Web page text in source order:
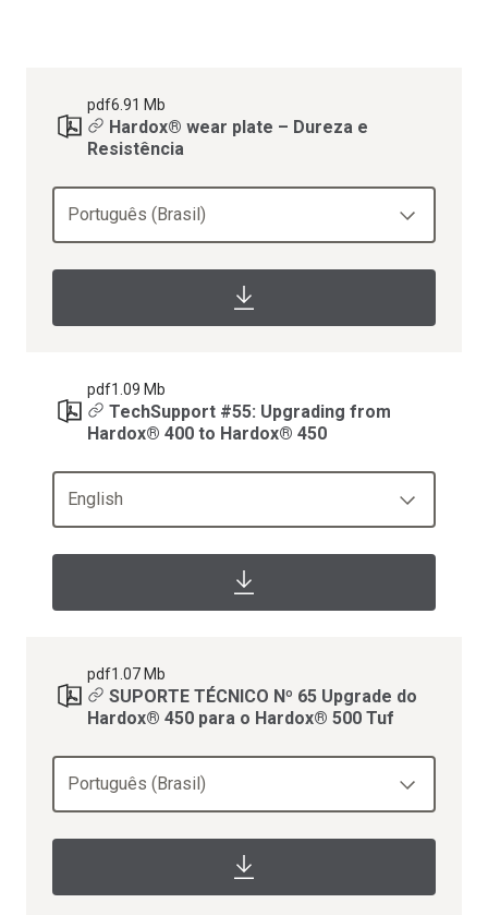
pdf6.91 Mb
Hardox® wear plate – Dureza e
Resistência
Português (Brasil)
pdf1.09 Mb
TechSupport #55: Upgrading from
Hardox® 400 to Hardox® 450
English
pdf1.07 Mb
SUPORTE TÉCNICO Nº 65 Upgrade do
Hardox® 450 para o Hardox® 500 Tuf
Português (Brasil)